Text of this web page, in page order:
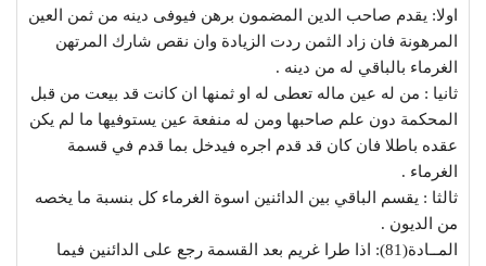
اولا: يقدم صاحب الدين المضمون برهن فيوفى دينه من ثمن العين
المرهونة فان زاد الثمن ردت الزيادة وان نقص شارك المرتهن
الغرماء بالباقي له من دينه .
ثانيا : من له عين ماله تعطى له او ثمنها ان كانت قد بيعت من قبل
المحكمة دون علم صاحبها ومن له منفعة عين يستوفيها ما لم يكن
عقده باطلا فان كان قد قدم اجره فيدخل بما قدم في قسمة
الغرماء .
ثالثا : يقسم الباقي بين الدائنين اسوة الغرماء كل بنسبة ما يخصه
من الديون .
المــادة(81): اذا طرا غريم بعد القسمة رجع على الدائنين فيما